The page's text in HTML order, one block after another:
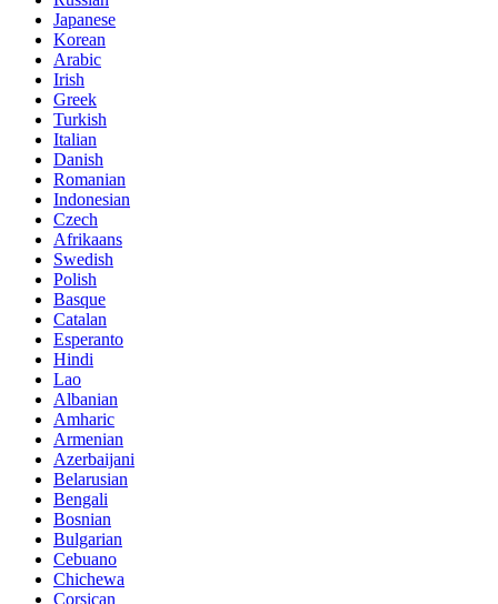
Japanese
Korean
Arabic
Irish
Greek
Turkish
Italian
Danish
Romanian
Indonesian
Czech
Afrikaans
Swedish
Polish
Basque
Catalan
Esperanto
Hindi
Lao
Albanian
Amharic
Armenian
Azerbaijani
Belarusian
Bengali
Bosnian
Bulgarian
Cebuano
Chichewa
Corsican